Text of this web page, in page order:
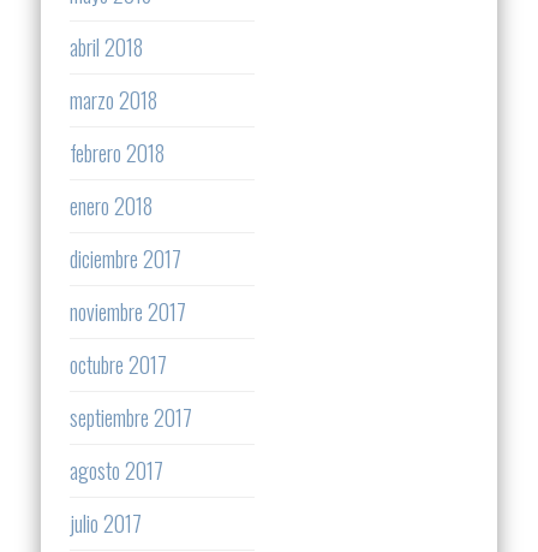
abril 2018
marzo 2018
febrero 2018
enero 2018
diciembre 2017
noviembre 2017
octubre 2017
septiembre 2017
agosto 2017
julio 2017